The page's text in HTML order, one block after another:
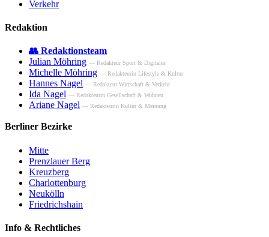
Verkehr
Redaktion
👥 Redaktionsteam
Julian Möhring — Redakteur Sport & Digitales
Michelle Möhring — Redakteurin Lifestyle & Kultur
Hannes Nagel — Redakteur Wirtschaft & Verkehr
Ida Nagel — Redakteurin Gesellschaft & Wohnen
Ariane Nagel — Redakteurin Kultur & Meinung
Berliner Bezirke
Mitte
Prenzlauer Berg
Kreuzberg
Charlottenburg
Neukölln
Friedrichshain
Info & Rechtliches